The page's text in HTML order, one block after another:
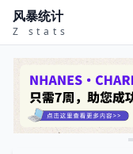
风暴统计
Z stats